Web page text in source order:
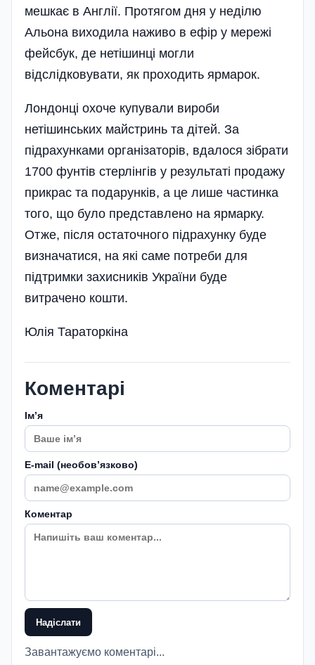
мешкає в Англії. Протягом дня у неділю
Альона виходила наживо в ефір у мережі
фейсбук, де нетішинці могли
відслідковувати, як проходить ярмарок.
Лондонці охоче купували вироби
нетішинських майстринь та дітей. За
підрахунками організаторів, вдалося зібрати
1700 фунтів стерлінгів у результаті продажу
прикрас та подарунків, а це лише частинка
того, що було представлено на ярмарку.
Отже, після остаточного підрахунку буде
визначатися, на які саме потреби для
підтримки захисників України буде
витрачено кошти.
Юлія Тараторкіна
Коментарі
Імʼя
E-mail (необовʼязково)
Коментар
Надіслати
Завантажуємо коментарі...